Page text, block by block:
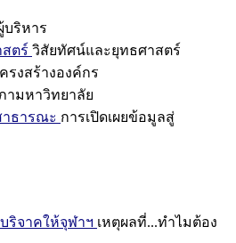
ริหาร
ตร์ วิสัยทัศน์และยุทธศาสตร์
รงสร้างองค์กร
ามหาวิทยาลัย
าธารณะ การเปิดเผยข้อมูลสู่
ริจาคให้จุฬาฯ เหตุผลที่...ทำไมต้อง